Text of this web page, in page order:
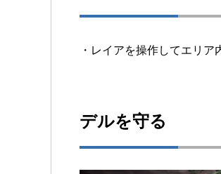
・レイアを操作してエリア
デルを守る